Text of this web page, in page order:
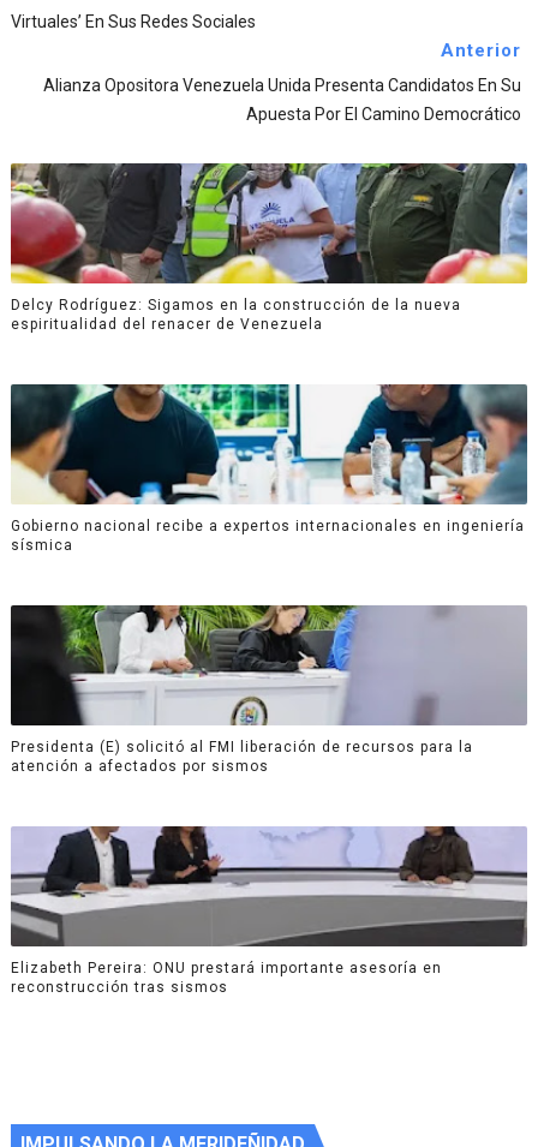
Virtuales’ En Sus Redes Sociales
Anterior
Alianza Opositora Venezuela Unida Presenta Candidatos En Su
Apuesta Por El Camino Democrático
Delcy Rodríguez: Sigamos en la construcción de la nueva
espiritualidad del renacer de Venezuela
Gobierno nacional recibe a expertos internacionales en ingeniería
sísmica
Presidenta (E) solicitó al FMI liberación de recursos para la
atención a afectados por sismos
Elizabeth Pereira: ONU prestará importante asesoría en
reconstrucción tras sismos